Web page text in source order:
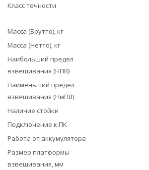
Класс точности
Масса (Брутто), кг
Масса (Нетто), кг
Наибольший предел
взвешивания (НПВ)
Наименьший предел
взвешивания (НмПВ)
Наличие стойки
Подключение к ПК
Работа от аккумулятора
Размер платформы
взвешивания, мм